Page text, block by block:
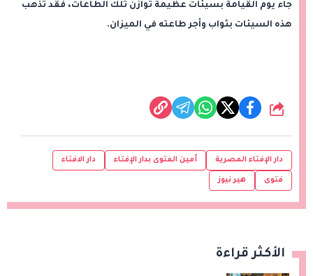
جاء يوم القيامة بسيئات عظيمة توازن تلك الطاعات، فقد تذهب
هذه السيئات بثواب وأجر طاعته في الميزان.
شارك
دار الإفتاء المصرية أمين الفتوى بدار الإفتاء دار الافتاء
فتوى هير نيوز
الأكثر قراءة